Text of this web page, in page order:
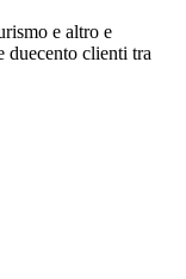
e altro e
duecento clienti tra